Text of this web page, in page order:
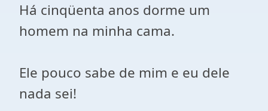
Há cinqüenta anos dorme um
homem na minha cama.
Ele pouco sabe de mim e eu dele
nada sei!